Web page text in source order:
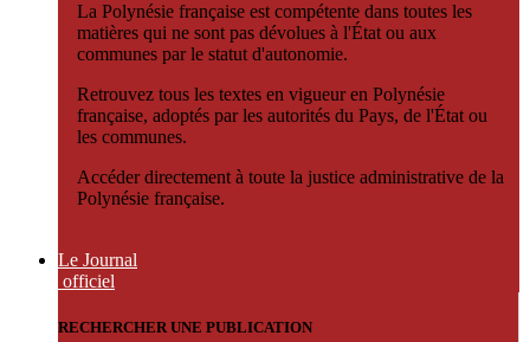
La Polynésie française est compétente dans toutes les
matières qui ne sont pas dévolues à l'État ou aux
communes par le statut d'autonomie.
Retrouvez tous les textes en vigueur en Polynésie
française, adoptés par les autorités du Pays, de l'État ou
les communes.
Accéder directement à toute la justice administrative de la
Polynésie française.
Le Journal
officiel
RECHERCHER UNE PUBLICATION